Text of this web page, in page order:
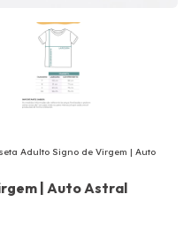
Adulto Signo de Virgem | Auto
| Auto Astral